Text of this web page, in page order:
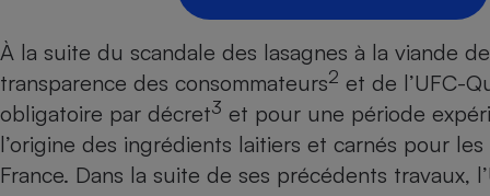
À la suite du scandale des lasagnes à la viande
transparence des consommateurs2 et de l’UFC-
obligatoire par décret3 et pour une période
l’origine des ingrédients laitiers et carnés pour
France. Dans la suite de ses précédents travaux,
Supermarché - Drive
Mutuelle
Comparatif
Comparatif
Comparatif
Comparatif cafetière
Comparatif robot
Électricité - Gaz
Comparatif
Comparatif ultrabook
Comparatif tablette
Image et son
Aménagement
Bricolage - Jardinage
Chauffage
Produit d'entretien
Hygiène - Beauté
Maladie - Médecine -
Système de santé -
Retraite
Tous les comparateurs
Toutes les cartes interactives
Speedtest - Testez le débit de votre
connexion Internet